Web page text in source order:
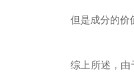
但是成分的价
综上所述，